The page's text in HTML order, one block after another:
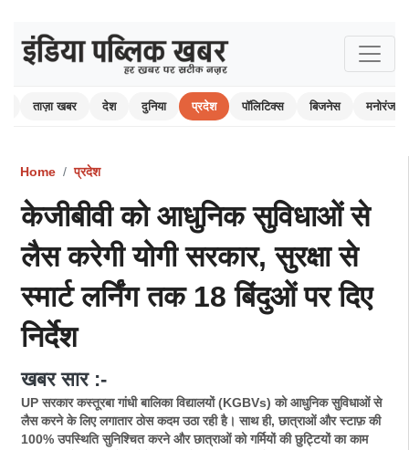
ताज़ा खबर देश दुनिया प्रदेश पॉलिटिक्स बिजनेस मनोरंजन
Home प्रदेश
केजीबीवी को आधुनिक सुविधाओं से
लैस करेगी योगी सरकार, सुरक्षा से
स्मार्ट लर्निंग तक 18 बिंदुओं पर दिए
निर्देश
खबर सार :-
UP सरकार कस्तूरबा गांधी बालिका विद्यालयों (KGBVs) को आधुनिक सुविधाओं से
लैस करने के लिए लगातार ठोस कदम उठा रही है। साथ ही, छात्राओं और स्टाफ़ की
100% उपस्थिति सुनिश्चित करने और छात्राओं को गर्मियों की छुट्टियों का काम